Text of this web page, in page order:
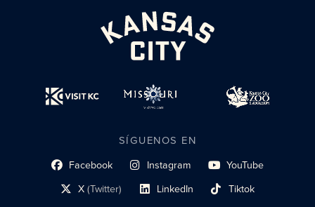
SÍGUENOS EN
Facebook
enlace al perfil social Instagram
enlace de perfil social YouTube
enlace de perfil social
X(Twitter)
enlace al perfil social LinkedIn
enlace al perfil social Tiktok
enlace al perfil social